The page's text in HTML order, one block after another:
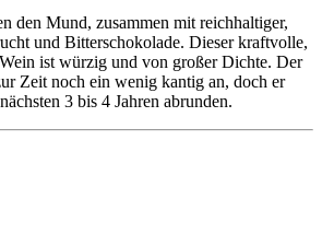
den Mund, zusammen mit reichhaltiger,
und Bitterschokolade. Dieser kraftvolle,
Wein ist würzig und von großer Dichte. Der
Zeit noch ein wenig kantig an, doch er
nächsten 3 bis 4 Jahren abrunden.